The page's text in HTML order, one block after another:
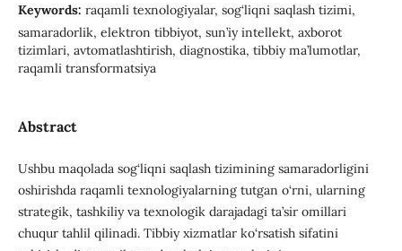
Keywords: raqamli texnologiyalar, sog‘liqni saqlash tizimi,
samaradorlik, elektron tibbiyot, sun’iy intellekt, axborot
tizimlari, avtomatlashtirish, diagnostika, tibbiy ma’lumotlar,
raqamli transformatsiya
Abstract
Ushbu maqolada sog‘liqni saqlash tizimining samaradorligini
oshirishda raqamli texnologiyalarning tutgan o‘rni, ularning
strategik, tashkiliy va texnologik darajadagi ta’sir omillari
chuqur tahlil qilinadi. Tibbiy xizmatlar ko‘rsatish sifatini